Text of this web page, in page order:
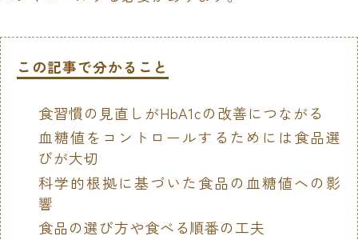
この記事で分かること
食習慣の見直しがHbA1cの改善につながる
血糖値をコントロールするためには食品選
びが大切
科学的根拠に基づいた食品の血糖値への影
響
食品の選び方や食べる順番の工夫